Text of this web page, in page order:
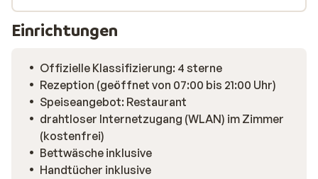
Einrichtungen
Offizielle Klassifizierung: 4 sterne
Rezeption (geöffnet von 07:00 bis 21:00 Uhr)
Speiseangebot: Restaurant
drahtloser Internetzugang (WLAN) im Zimmer
(kostenfrei)
Bettwäsche inklusive
Handtücher inklusive